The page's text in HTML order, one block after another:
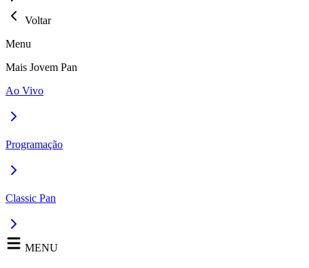
Voltar
Menu
Mais Jovem Pan
Ao Vivo
Programação
Classic Pan
MENU